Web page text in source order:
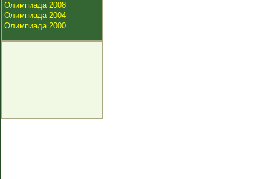
Олимпиада 2008
Олимпиада 2004
Олимпиада 2000